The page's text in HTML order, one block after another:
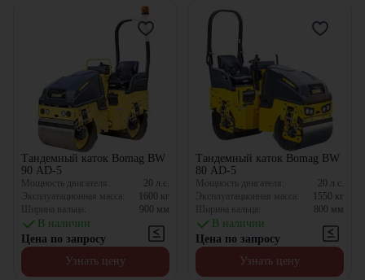
Тандемный каток Bomag BW
90 AD-5
Мощность двигателя: 20 л.с.
Эксплуатационная масса:
1600 кг
Ширина вальца:
900 мм
В наличии
Цена по запросу
Узнать цену
Тандемный каток Bomag BW
80 AD-5
Мощность двигателя: 20 л.с.
Эксплуатационная масса:
1550 кг
Ширина вальца:
800 мм
В наличии
Цена по запросу
Узнать цену